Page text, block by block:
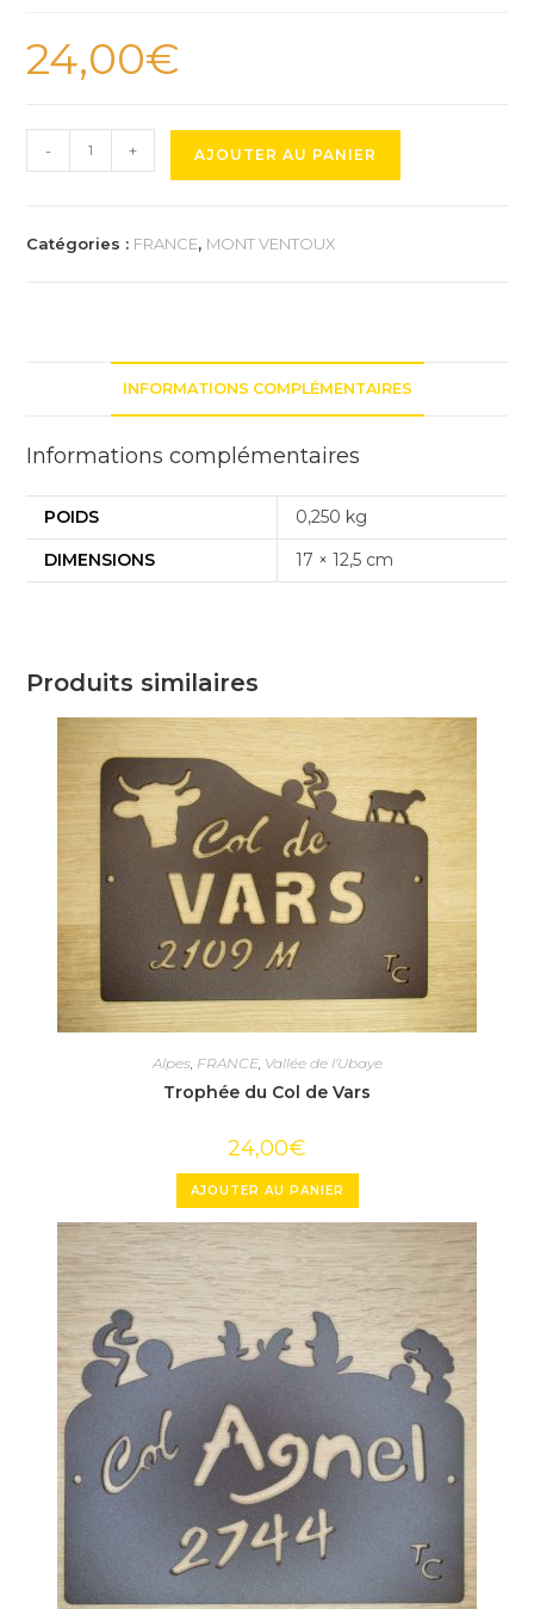
24,00€
quantité
de
- + AJOUTER AU PANIER
Catégories : FRANCE, MONT VENTOUX
INFORMATIONS COMPLÉMENTAIRES
Informations complémentaires
POIDS
0,250 kg
DIMENSIONS
17 × 12,5 cm
Produits similaires
Alpes FRANCE, Vallée de l'Ubaye
Trophée du Col de Vars
24,00€
AJOUTER AU PANIER